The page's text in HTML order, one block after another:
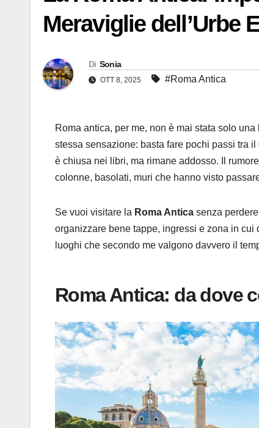
Meraviglie dell’Urbe
Di Sonia
OTT 8, 2025 #Roma Antica
Roma antica, per me, non è mai stata solo
stessa sensazione: basta fare pochi passi tra il
è chiusa nei libri, ma rimane addosso. Il
colonne, basolati, muri che hanno visto
Se vuoi visitare la Roma Antica senza
organizzare bene tappe, ingressi e zona in
luoghi che secondo me valgono davvero il
Roma Antica: da dove